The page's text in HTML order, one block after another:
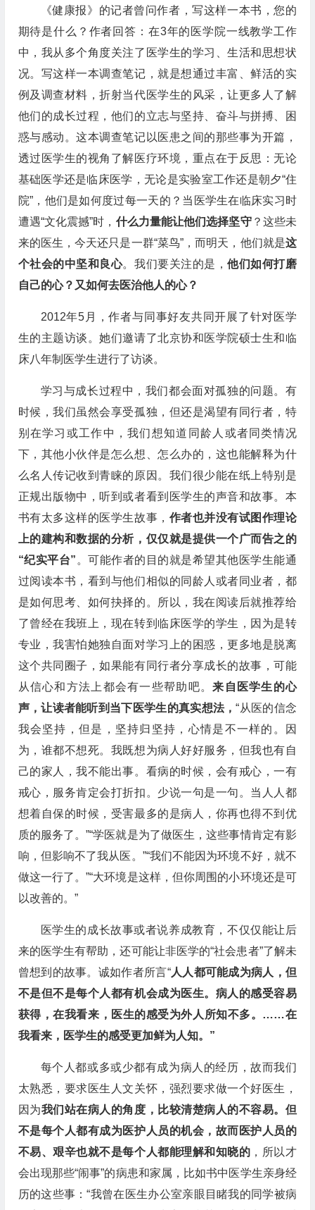
《健康报》的记者曾问作者，写这样一本书，您的
期待是什么？作者回答：在3年的医学院一线教学工作
中，我从多个角度关注了医学生的学习、生活和思想状
况。写这样一本调查笔记，就是想通过丰富、鲜活的实
例及调查材料，折射当代医学生的风采，让更多人了解
他们的成长过程，他们的立志与坚持、奋斗与拼搏、困
惑与感动。这本调查笔记以医患之间的那些事为开篇，
透过医学生的视角了解医疗环境，重点在于反思：无论
基础医学还是临床医学，无论是实验室工作还是朝夕“住
院”，他们是如何度过每一天的？当医学生在临床实习时
遭遇“文化震撼”时， 什么力量能让他们选择坚守？这些未
来的医生，今天还只是一群“菜鸟”，而明天，他们就是这
个社会的中坚和良心。我们要关注的是，他们如何打磨
自己的心？又如何去医治他人的心？
2012年5月，作者与同事好友共同开展了针对医学
生的主题访谈。她们邀请了北京协和医学院硕士生和临
床八年制医学生进行了访谈。
学习与成长过程中，我们都会面对孤独的问题。有
时候，我们虽然会享受孤独，但还是渴望有同行者，特
别在学习或工作中，我们想知道同龄人或者同类情况
下，其他小伙伴是怎么想、怎么办的，这也能解释为什
么名人传记收到青睐的原因。我们很少能在纸上特别是
正规出版物中，听到或者看到医学生的声音和故事。本
书有太多这样的医学生故事， 作者也并没有试图作理论
上的建构和数据的分析，仅仅就是提供一个广而告之的
“纪实平台”。可能作者的目的就是希望其他医学生能通
过阅读本书，看到与他们相似的同龄人或者同业者，都
是如何思考、如何抉择的。所以，我在阅读后就推荐给
了曾经在我班上，现在转到临床医学的学生，因为是转
专业，我害怕她独自面对学习上的困惑，更多地是脱离
这个共同圈子，如果能有同行者分享成长的故事，可能
从信心和方法上都会有一些帮助吧。来自医学生的心
声，让读者能听到当下医学生的真实想法，“从医的信念
我会坚持，但是，坚持归坚持，心情是不一样的。因
为，谁都不想死。我既想为病人好好服务，但我也有自
己的家人，我不能出事。看病的时候，会有戒心，一有
戒心，服务肯定会打折扣。少说一句是一句。当人人都
想着自保的时候，受害最多的是病人，你再也得不到优
质的服务了。”“学医就是为了做医生，这些事情肯定有影
响，但影响不了我从医。”“我们不能因为环境不好，就不
做这一行了。”“大环境是这样，但你周围的小环境还是可
以改善的。”
医学生的成长故事或者说养成教育，不仅仅能让后
来的医学生有帮助，还可能让非医学的“社会患者”了解未
曾想到的故事。诚如作者所言“人人都可能成为病人，但
不是但不是每个人都有机会成为医生。病人的感受容易
获得，在我看来，医生的感受为外人所知不多。……在
我看来，医学生的感受更加鲜为人知。”
每个人都或多或少都有成为病人的经历，故而我们
太熟悉，要求医生人文关怀，强烈要求做一个好医生，
因为我们站在病人的角度，比较清楚病人的不容易。但
不是每个人都有成为医护人员的机会，故而医护人员的
不易、艰辛也就不是每个人都能理解和知晓的 ，所以才
会出现那些“闹事”的病患和家属，比如书中医学生亲身经
历的这些事：“我曾在医生办公室亲眼目睹我的同学被病